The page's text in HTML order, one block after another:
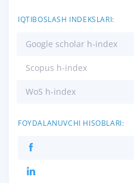
IQTIBOSLASH INDEKSLARI:
Google scholar h-index
Scopus h-index
WoS h-index
FOYDALANUVCHI HISOBLARI: